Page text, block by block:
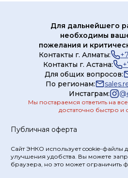
Публичная оферта
Сайт ЭНКО использует cookie-файлы
улучшения удобства. Вы можете
браузера, но это может ограничить
Для дальнейшего
необходимы
пожелания и
Контакты г. Алматы:
Контакты г. Астана:
Для общих вопросов:
По регионам:
Инстаграм:
@
Мы постараемся ответить на
достаточно быстро и